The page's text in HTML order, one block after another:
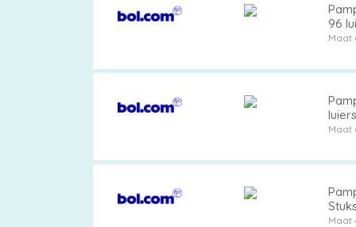
96
Maat
Maat
Maat